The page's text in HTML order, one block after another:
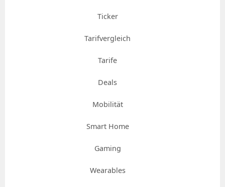
Ticker
Tarifvergleich
Tarife
Deals
Mobilität
Smart Home
Gaming
Wearables